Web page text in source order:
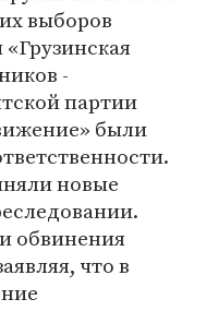
выборов
-
партии
были
новые
обвинения
что в